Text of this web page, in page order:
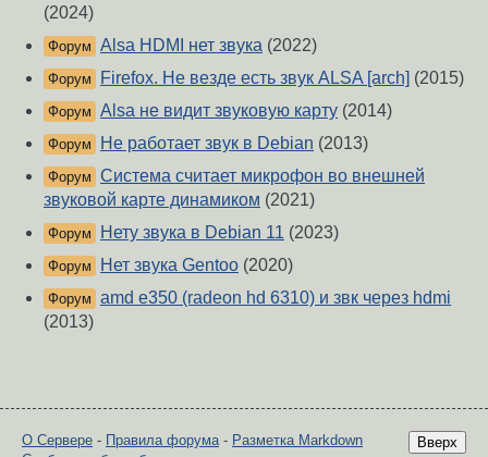
(2024)
Форум Alsa HDMI нет звука (2022)
Форум Firefox. Не везде есть звук ALSA [arch] (2015)
Форум Alsa не видит звуковую карту (2014)
Форум Не работает звук в Debian (2013)
Форум Система считает микрофон во внешней
звуковой карте динамиком (2021)
Форум Нету звука в Debian 11 (2023)
Форум Нет звука Gentoo (2020)
Форум amd e350 (radeon hd 6310) и звк через hdmi
(2013)
Вверх
О Сервере - Правила форума- Разметка Markdown